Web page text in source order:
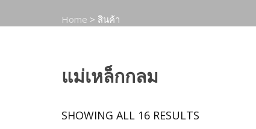
Home > สินค้า
แม่เหล็กกลม
SHOWING ALL 16 RESULTS